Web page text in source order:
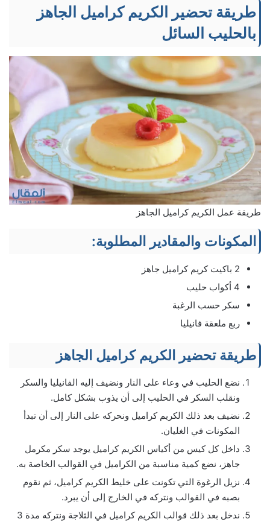
طريقة تحضير الكريم كراميل الجاهز
بالحليب السائل
طريقة عمل الكريم كراميل الجاهز
المكونات والمقادير المطلوبة:
2 باكيت كريم كراميل جاهز
4 أكواب حليب
سكر حسب الرغبة
ربع ملعقة فانيليا
طريقة تحضير الكريم كراميل الجاهز
نضع الحليب في وعاء على النار ونضيف إليه الفانيليا والسكر
ونقلب السكر في الحليب إلى أن يذوب بشكل كامل.
نضيف بعد ذلك الكريم كراميل ونحركه على النار إلى أن تبدأ
المكونات في الغليان.
داخل كل كيس من أكياس الكريم كراميل يوجد سكر مكرمل
جاهز، نضع كمية مناسبة من الكراميل في القوالب الخاصة به.
نزيل الرغوة التي تكونت على خليط الكريم كراميل، ثم نقوم
بصبه في القوالب ونتركه في الخارج إلى أن يبرد.
ندخل بعد ذلك قوالب الكريم كراميل في الثلاجة ونتركه مدة 3